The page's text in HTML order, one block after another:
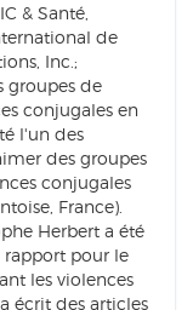
& Santé,
de
Inc.;
groupes de
conjugales en
l'un des
des groupes
conjugales
France).
Herbert a été
pour le
les violences
écrit des articles